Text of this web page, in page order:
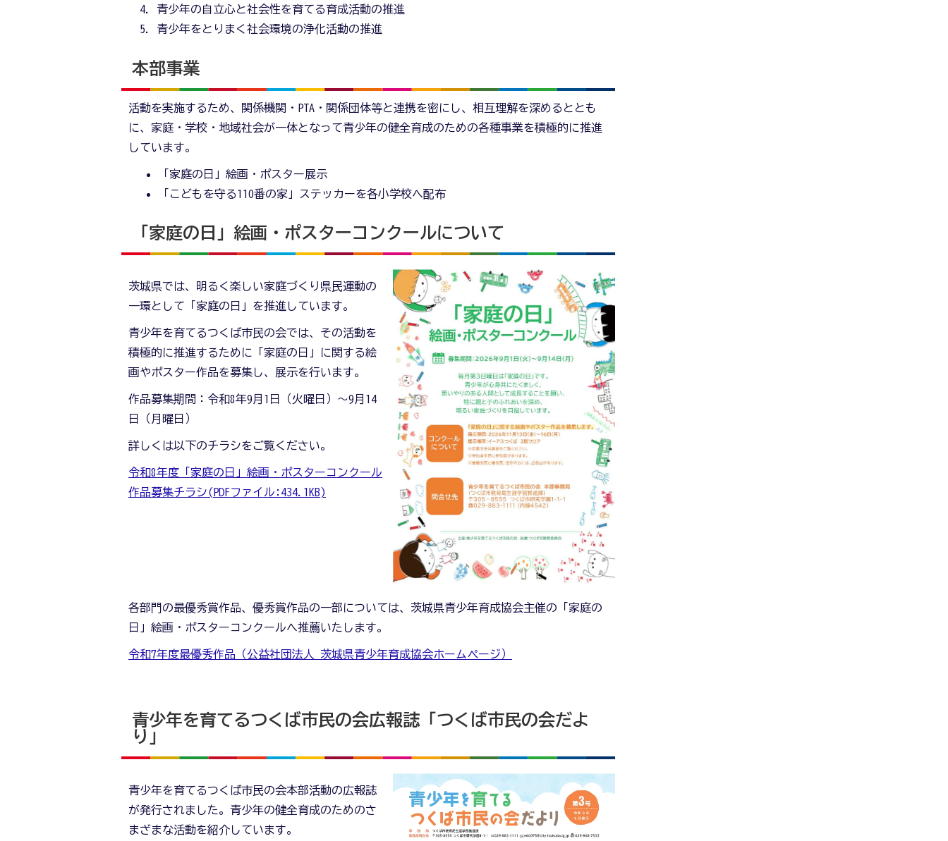
青少年の自立心と社会性を育てる育成活動の推進
青少年をとりまく社会環境の浄化活動の推進
本部事業
活動を実施するため、関係機関・PTA・関係団体等と連携を密にし、相互理解を深めるととも
に、家庭・学校・地域社会が一体となって青少年の健全育成のための各種事業を積極的に推進
しています。
「家庭の日」絵画・ポスター展示
「こどもを守る110番の家」ステッカーを各小学校へ配布
「家庭の日」絵画・ポスターコンクールについて
茨城県では、明るく楽しい家庭づくり県民運動の
一環として「家庭の日」を推進しています。
青少年を育てるつくば市民の会では、その活動を
積極的に推進するために「家庭の日」に関する絵
画やポスター作品を募集し、展示を行います。
作品募集期間：令和8年9月1日（火曜日）～9月14
日（月曜日）
詳しくは以下のチラシをご覧ください。
令和8年度「家庭の日」絵画・ポスターコンクール
作品募集チラシ(PDFファイル:434.1KB)
各部門の最優秀賞作品、優秀賞作品の一部については、茨城県青少年育成協会主催の「家庭の
日」絵画・ポスターコンクールへ推薦いたします。
令和7年度最優秀作品（公益社団法人 茨城県青少年育成協会ホームページ）
青少年を育てるつくば市民の会広報誌「つくば市民の会だよ
り」
青少年を育てるつくば市民の会本部活動の広報誌
が発行されました。青少年の健全育成のためのさ
まざまな活動を紹介しています。